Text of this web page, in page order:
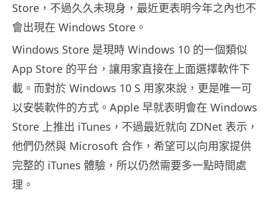
Store，不過久久未現身，最近更表明今年之內也不
會出現在 Windows Store。
Windows Store 是現時 Windows 10 的一個類似
App Store 的平台，讓用家直接在上面選擇軟件下
載。而對於 Windows 10 S 用家來說，更是唯一可
以安裝軟件的方式。Apple 早就表明會在 Windows
Store 上推出 iTunes，不過最近就向 ZDNet 表示，
他們仍然與 Microsoft 合作，希望可以向用家提供
完整的 iTunes 體驗，所以仍然需要多一點時間處
理。